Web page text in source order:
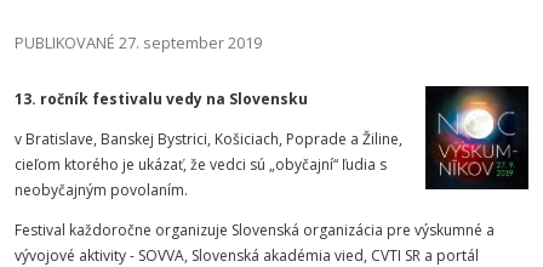
PUBLIKOVANÉ 27. september 2019
13. ročník festivalu vedy na Slovensku
v Bratislave, Banskej Bystrici, Košiciach, Poprade a Žiline,
cieľom ktorého je ukázať, že vedci sú „obyčajní“ ľudia s
neobyčajným povolaním.
Festival každoročne organizuje Slovenská organizácia pre výskumné a
vývojové aktivity - SOVVA, Slovenská akadémia vied, CVTI SR a portál